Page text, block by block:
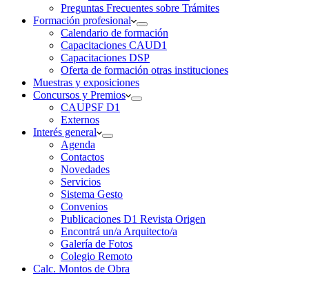
Preguntas Frecuentes sobre Trámites
Formación profesional
Calendario de formación
Capacitaciones CAUD1
Capacitaciones DSP
Oferta de formación otras instituciones
Muestras y exposiciones
Concursos y Premios
CAUPSF D1
Externos
Interés general
Agenda
Contactos
Novedades
Servicios
Sistema Gesto
Convenios
Publicaciones D1 Revista Origen
Encontrá un/a Arquitecto/a
Galería de Fotos
Colegio Remoto
Calc. Montos de Obra